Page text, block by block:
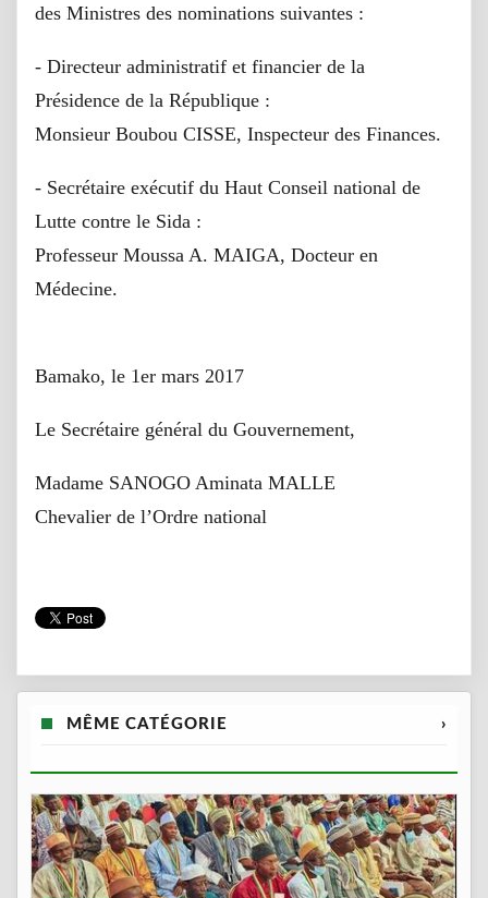
des Ministres des nominations suivantes :
- Directeur administratif et financier de la
Présidence de la République :
Monsieur Boubou CISSE, Inspecteur des Finances.
- Secrétaire exécutif du Haut Conseil national de
Lutte contre le Sida :
Professeur Moussa A. MAIGA, Docteur en
Médecine.
Bamako, le 1er mars 2017
Le Secrétaire général du Gouvernement,
Madame SANOGO Aminata MALLE
Chevalier de l’Ordre national
MÊME CATÉGORIE ›